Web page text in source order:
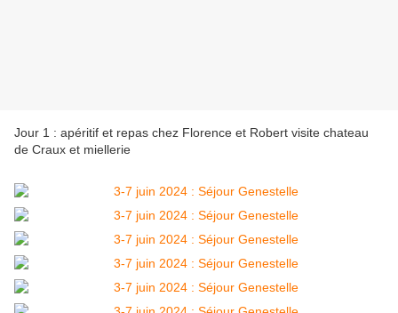
Jour 1 : apéritif et repas chez Florence et Robert visite chateau
de Craux et miellerie